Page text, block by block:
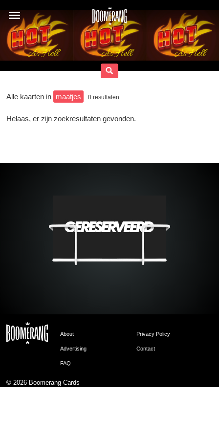
Alle kaarten in maatjes 0 resultaten
Helaas, er zijn zoekresultaten gevonden.
About Privacy Policy
Advertising Contact
FAQ
© 2026 Boomerang Cards